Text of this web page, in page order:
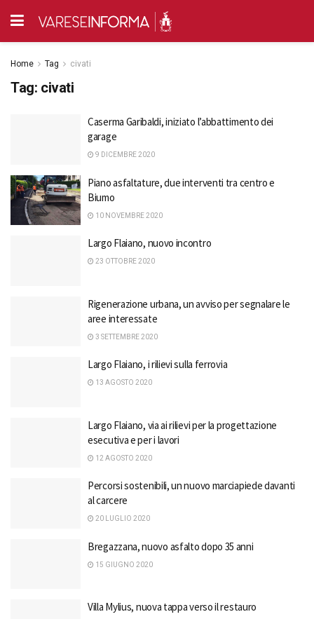
Home Tag civati
Tag: civati
Caserma Garibaldi, iniziato l’abbattimento dei
garage
9 DICEMBRE 2020
Piano asfaltature, due interventi tra centro e
Biumo
10 NOVEMBRE 2020
Largo Flaiano, nuovo incontro
23 OTTOBRE 2020
Rigenerazione urbana, un avviso per segnalare le
aree interessate
3 SETTEMBRE 2020
Largo Flaiano, i rilievi sulla ferrovia
13 AGOSTO 2020
Largo Flaiano, via ai rilievi per la progettazione
esecutiva e per i lavori
12 AGOSTO 2020
Percorsi sostenibili, un nuovo marciapiede davanti
al carcere
20 LUGLIO 2020
Bregazzana, nuovo asfalto dopo 35 anni
15 GIUGNO 2020
Villa Mylius, nuova tappa verso il restauro